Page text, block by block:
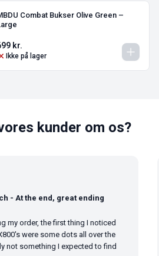
Combat Bukser Olive Green –
kr.
Ikke på lager
kunder om os?
- At the end, great ending
order, the first thing I noticed
were some dots all over the
something I expected to find